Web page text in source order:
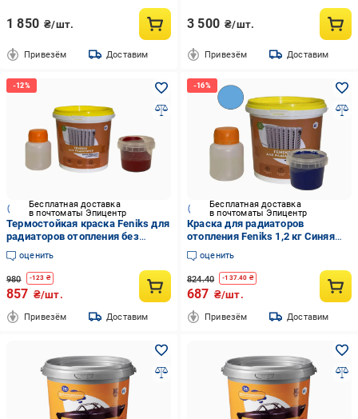
1 850 ₴/шт.
Привезём Доставим
3 500 ₴/шт.
Привезём Доставим
Бесплатная доставка
в почтоматы Эпицентр
Термостойкая краска Feniks для
радиаторов отопления без
запаха 1,2 кг Красный (FR-001-
5)
оценить
980 -123 ₴
857 ₴/шт.
Привезём Доставим
Бесплатная доставка
в почтоматы Эпицентр
Краска для радиаторов
отопления Feniks 1,2 кг Синяя
глянцевая
оценить
824.40 -137.40 ₴
687 ₴/шт.
Привезём Доставим